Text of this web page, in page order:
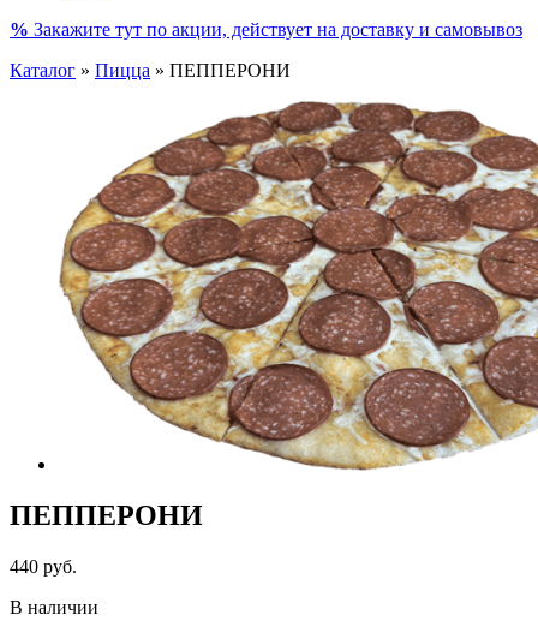
% Закажите тут по акции, действует на доставку и самовывоз
Каталог » Пицца » ПЕППЕРОНИ
ПЕППЕРОНИ
440 руб.
В наличии